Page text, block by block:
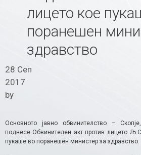
лицето кое
поранешен
здравство
28 Сеп
2017
by
Основното јавно обвинителство –
поднесе Обвинителен акт против лицето
пукаше во поранешен министер за здравство.